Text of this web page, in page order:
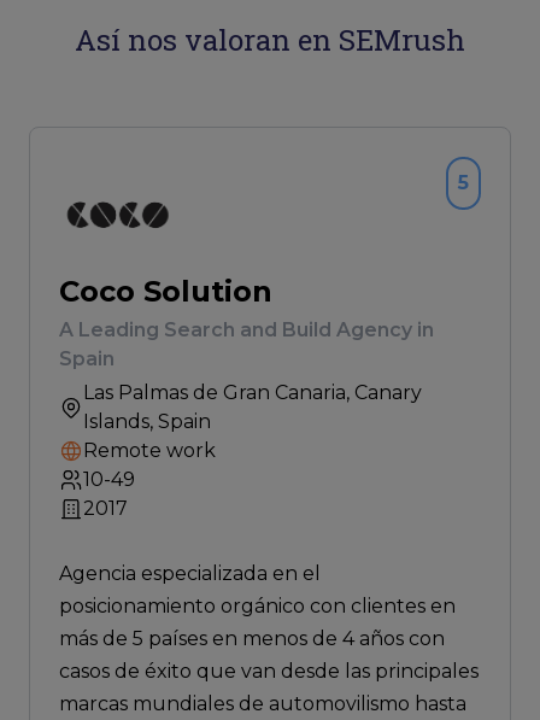
Así nos valoran en SEMrush
Coco Solution
A Leading Search and Build Agency in
Spain
Las Palmas de Gran Canaria, Canary
Islands, Spain
Remote work
10-49
2017
5
Agencia especializada en el
posicionamiento orgánico con clientes en
más de 5 países en menos de 4 años con
casos de éxito que van desde las principales
marcas mundiales de automovilismo hasta